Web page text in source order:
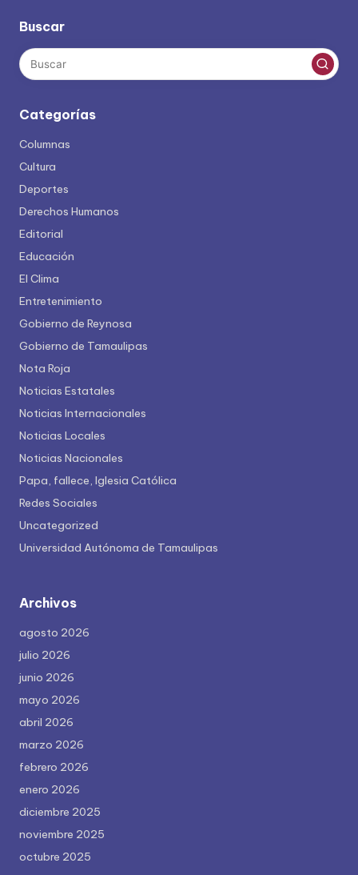
Buscar
Categorías
Columnas
Cultura
Deportes
Derechos Humanos
Editorial
Educación
El Clima
Entretenimiento
Gobierno de Reynosa
Gobierno de Tamaulipas
Nota Roja
Noticias Estatales
Noticias Internacionales
Noticias Locales
Noticias Nacionales
Papa, fallece, Iglesia Católica
Redes Sociales
Uncategorized
Universidad Autónoma de Tamaulipas
Archivos
agosto 2026
julio 2026
junio 2026
mayo 2026
abril 2026
marzo 2026
febrero 2026
enero 2026
diciembre 2025
noviembre 2025
octubre 2025